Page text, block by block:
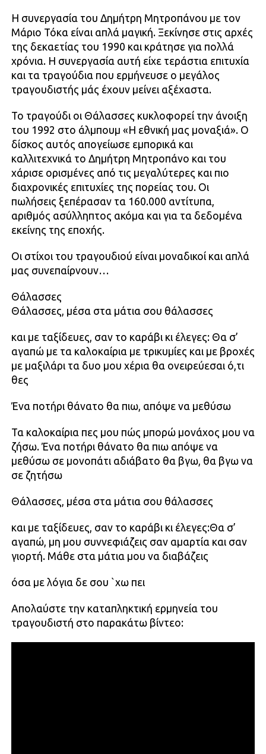
Η συνεργασία του Δημήτρη Μητροπάνου με τον
Μάριο Τόκα είναι απλά μαγική. Ξεκίνησε στις αρχές
της δεκαετίας του 1990 και κράτησε για πολλά
χρόνια. Η συνεργασία αυτή είχε τεράστια επιτυχία
και τα τραγούδια που ερμήνευσε ο μεγάλος
τραγουδιστής μάς έχουν μείνει αξέχαστα.
Το τραγούδι οι Θάλασσες κυκλοφορεί την άνοιξη
του 1992 στο άλμπουμ «Η εθνική μας μοναξιά». Ο
δίσκος αυτός απογείωσε εμπορικά και
καλλιτεχνικά το Δημήτρη Μητροπάνο και του
χάρισε ορισμένες από τις μεγαλύτερες και πιο
διαχρονικές επιτυχίες της πορείας του. Οι
πωλήσεις ξεπέρασαν τα 160.000 αντίτυπα,
αριθμός ασύλληπτος ακόμα και για τα δεδομένα
εκείνης της εποχής.
Οι στίχοι του τραγουδιού είναι μοναδικοί και απλά
μας συνεπαίρνουν…
Θάλασσες
Θάλασσες, μέσα στα μάτια σου θάλασσες
και με ταξίδευες, σαν το καράβι κι έλεγες: Θα σ’
αγαπώ με τα καλοκαίρια με τρικυμίες και με βροχές
με μαξιλάρι τα δυο μου χέρια θα ονειρεύεσαι ό,τι
θες
Ένα ποτήρι θάνατο θα πιω, απόψε να μεθύσω
Τα καλοκαίρια πες μου πώς μπορώ μονάχος μου να
ζήσω. Ένα ποτήρι θάνατο θα πιω απόψε να
μεθύσω σε μονοπάτι αδιάβατο θα βγω, θα βγω να
σε ζητήσω
Θάλασσες, μέσα στα μάτια σου θάλασσες
και με ταξίδευες, σαν το καράβι κι έλεγες:Θα σ’
αγαπώ, μη μου συννεφιάζεις σαν αμαρτία και σαν
γιορτή. Μάθε στα μάτια μου να διαβάζεις
όσα με λόγια δε σου `χω πει
Απολαύστε την καταπληκτική ερμηνεία του
τραγουδιστή στο παρακάτω βίντεο: